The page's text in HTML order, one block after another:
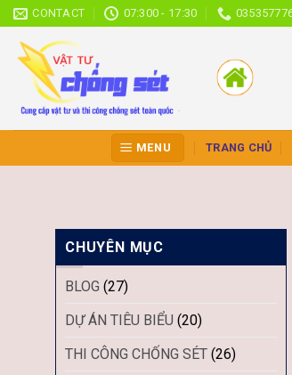
Skip
to
content
CONTACT 07:300 - 17:30
MENU TRANG CHỦ
CHUYÊN MỤC
BLOG (27)
DỰ ÁN TIÊU BIỂU (20)
THI CÔNG CHỐNG SÉT (26)